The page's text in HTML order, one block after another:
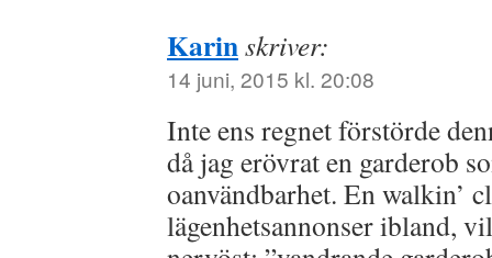
Karinskriver:
14 juni, 2015 kl. 20:08
Inte ens regnet förstörde
då jag erövrat en garderob
oanvändbarhet. En walkin’
lägenhetsannonser ibland,